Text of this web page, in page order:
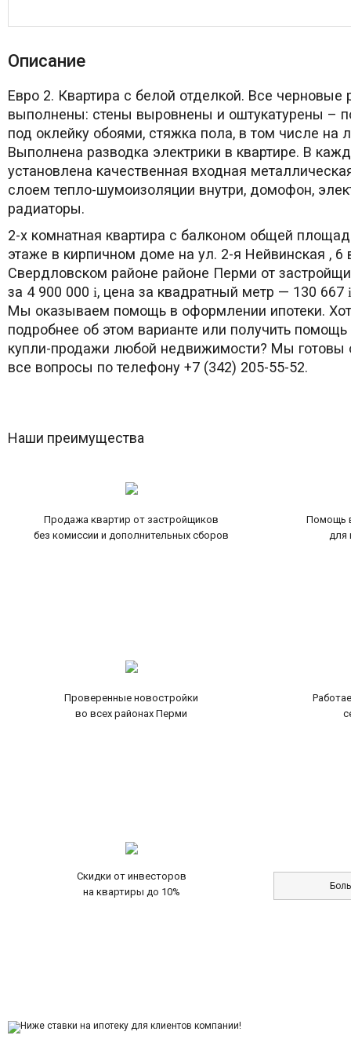
Описание
Евро 2. Квартира с белой отделкой. Все черновые
выполнены: стены выровнены и оштукатурены –
под оклейку обоями, стяжка пола, в том числе на
Выполнена разводка электрики в квартире. В
установлена качественная входная
слоем тепло-шумоизоляции внутри, домофон,
радиаторы.
2-х комнатная квартира с балконом общей
этаже в кирпичном доме на ул. 2-я Нейвинская , 6
Свердловском районе районе Перми от
за 4 900 000 i, цена за квадратный метр — 130 667 i
Мы оказываем помощь в оформлении ипотеки.
подробнее об этом варианте или получить помощь
купли-продажи любой недвижимости? Мы готовы
все вопросы по телефону +7 (342) 205-55-52.
Наши преимущества
Продажа квартир от застройщиков
без комиссии и дополнительных сборов
Помощь
для
Проверенные новостройки
во всех районах Перми
Скидки от инвесторов
на квартиры до 10%